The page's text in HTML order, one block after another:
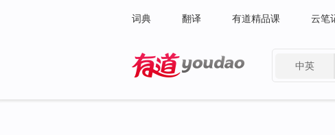
词典 翻译 有道精品课 云笔
中英